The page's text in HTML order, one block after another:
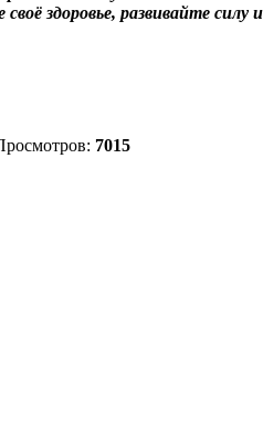
своё здоровье, развивайте силу
7015